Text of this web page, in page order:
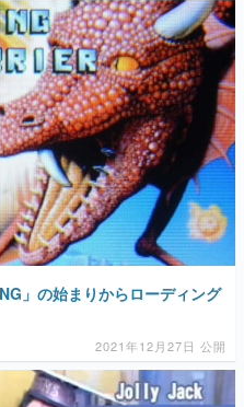
ム産業史
における主要なトピック・タイト
者へのインタビューや識者による
歴史が一望できる決定版！
ムクリエイターの青春〜
』等で知られるマンガ家・田中圭
界レポートマンガです。
白い？
氏がゲームの魅力を画面や操作の
していく、硬派で骨太な評論連載
ラスボス」… ゲームにまつわる言葉
コンピューター文化史研究家・タ
」の始まりからローディング
2021年12月27日 公開